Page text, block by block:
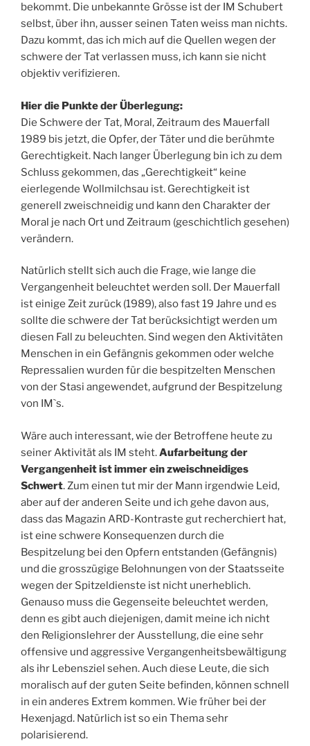
bekommt. Die unbekannte Grösse ist der IM Schubert
selbst, über ihn, ausser seinen Taten weiss man nichts.
Dazu kommt, das ich mich auf die Quellen wegen der
schwere der Tat verlassen muss, ich kann sie nicht
objektiv verifizieren.
Hier die Punkte der Überlegung:
Die Schwere der Tat, Moral, Zeitraum des Mauerfall
1989 bis jetzt, die Opfer, der Täter und die berühmte
Gerechtigkeit. Nach langer Überlegung bin ich zu dem
Schluss gekommen, das „Gerechtigkeit“ keine
eierlegende Wollmilchsau ist. Gerechtigkeit ist
generell zweischneidig und kann den Charakter der
Moral je nach Ort und Zeitraum (geschichtlich gesehen)
verändern.
Natürlich stellt sich auch die Frage, wie lange die
Vergangenheit beleuchtet werden soll. Der Mauerfall
ist einige Zeit zurück (1989), also fast 19 Jahre und es
sollte die schwere der Tat berücksichtigt werden um
diesen Fall zu beleuchten. Sind wegen den Aktivitäten
Menschen in ein Gefängnis gekommen oder welche
Repressalien wurden für die bespitzelten Menschen
von der Stasi angewendet, aufgrund der Bespitzelung
von IM`s.
Wäre auch interessant, wie der Betroffene heute zu
seiner Aktivität als IM steht.Aufarbeitung der
Vergangenheit ist immer ein zweischneidiges
Schwert. Zum einen tut mir der Mann irgendwie Leid,
aber auf der anderen Seite und ich gehe davon aus,
dass das Magazin ARD-Kontraste gut recherchiert hat,
ist eine schwere Konsequenzen durch die
Bespitzelung bei den Opfern entstanden (Gefängnis)
und die grosszügige Belohnungen von der Staatsseite
wegen der Spitzeldienste ist nicht unerheblich.
Genauso muss die Gegenseite beleuchtet werden,
denn es gibt auch diejenigen, damit meine ich nicht
den Religionslehrer der Ausstellung, die eine sehr
offensive und aggressive Vergangenheitsbewältigung
als ihr Lebensziel sehen. Auch diese Leute, die sich
moralisch auf der guten Seite befinden, können schnell
in ein anderes Extrem kommen. Wie früher bei der
Hexenjagd. Natürlich ist so ein Thema sehr
polarisierend.